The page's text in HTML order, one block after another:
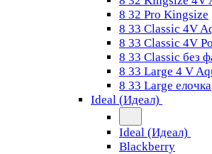
8 32 Pro Kingsize
8 33 Classic 4V
8 33 Classic 4V
8 33 Classic без
8 33 Large 4 V
8 33 Large елочка
Ideal (Идеал)
Ideal (Идеал)
Blackberry